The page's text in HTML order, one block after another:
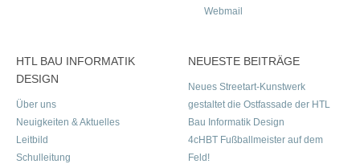
Webmail
HTL BAU INFORMATIK
DESIGN
Über uns
Neuigkeiten & Aktuelles
Leitbild
Schulleitung
NEUESTE BEITRÄGE
Neues Streetart-Kunstwerk
gestaltet die Ostfassade der HTL
Bau Informatik Design
4cHBT Fußballmeister auf dem
Feld!